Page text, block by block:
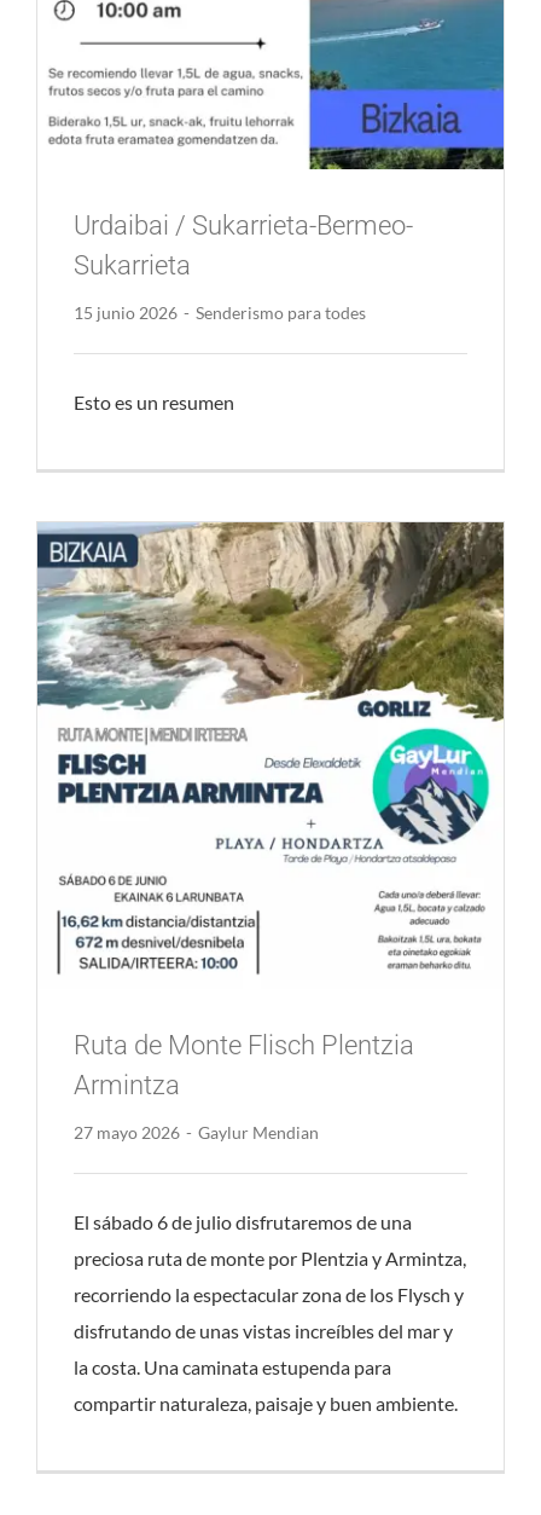
Urdaibai / Sukarrieta-Bermeo-
Sukarrieta
15 junio 2026 - Senderismo para todes
Esto es un resumen
Ruta de Monte Flisch Plentzia
Armintza
27 mayo 2026 - Gaylur Mendian
El sábado 6 de julio disfrutaremos de una
preciosa ruta de monte por Plentzia y Armintza,
recorriendo la espectacular zona de los Flysch y
disfrutando de unas vistas increíbles del mar y
la costa. Una caminata estupenda para
compartir naturaleza, paisaje y buen ambiente.